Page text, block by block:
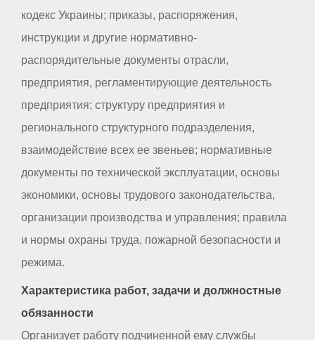
кодекс Украины; приказы, распоряжения,
инструкции и другие нормативно-
распорядительные документы отрасли,
предприятия, регламентирующие деятельность
предприятия; структуру предприятия и
регионального структурного подразделения,
взаимодействие всех ее звеньев; нормативные
документы по технической эксплуатации, основы
экономики, основы трудового законодательства,
организации производства и управления; правила
и нормы охраны труда, пожарной безопасности и
режима.
Характеристика работ, задачи и должностные
обязанности
Организует работу подчиненной ему службы